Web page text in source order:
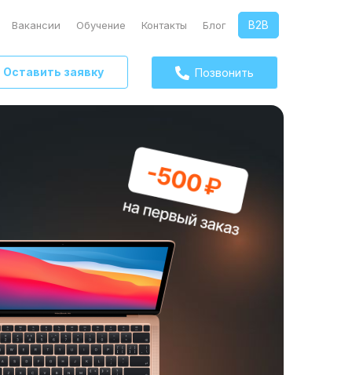
Вакансии Обучение Контакты Блог B2B
Оставить заявку Позвонить